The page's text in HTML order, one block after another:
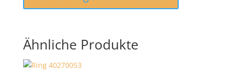
Ähnliche Produkte